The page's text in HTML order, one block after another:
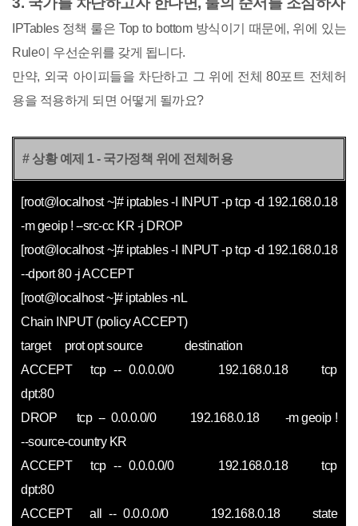
IPTables 정책 룰은 Top to bottom 방식이기 때문에, 위에 있는
Rule이 우선순위를 갖게 됩니다.
만약, 외국 아이피들을 차단하고 그 위에 전체 80포트 전체허
용을 적용하게 되면 어떻게 될까요?
# 상황 예제 1 - 국가정책 위에 전체허용
[root@localhost ~]# iptables -I INPUT -p tcp -d 192.168.0.18
-m geoip ! --src-cc KR -j DROP
[root@localhost ~]# iptables -I INPUT -p tcp -d 192.168.0.18
--dport 80 -j ACCEPT
[root@localhost ~]# iptables -nL
Chain INPUT (policy ACCEPT)
target prot opt source destination
ACCEPT tcp -- 0.0.0.0/0 192.168.0.18 tcp
dpt:80
DROP tcp -- 0.0.0.0/0 192.168.0.18 -m geoip !
--source-country KR
ACCEPT tcp -- 0.0.0.0/0 192.168.0.18 tcp
dpt:80
ACCEPT all -- 0.0.0.0/0 192.168.0.18 state